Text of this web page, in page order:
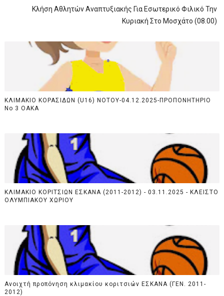
Κλήση Αθλητών Αναπτυξιακής Για Εσωτερικό Φιλικό Την
Κυριακή Στο Μοσχάτο (08.00)
ΚΛΙΜΑΚΙΟ ΚΟΡΑΣΙΔΩΝ (U16) NOTOY-04.12.2025-ΠΡΟΠΟΝΗΤΗΡΙΟ
Νο 3 ΟΑΚΑ
ΚΛΙΜΑΚΙΟ ΚΟΡΙΤΣΙΩΝ ΕΣΚΑΝΑ (2011-2012) - 03.11.2025 - ΚΛΕΙΣΤΟ
ΟΛΥΜΠΙΑΚΟΥ ΧΩΡΙΟΥ
Ανοιχτή προπόνηση κλιμακίου κοριτσιών ΕΣΚΑΝΑ (ΓΕΝ. 2011-
2012)